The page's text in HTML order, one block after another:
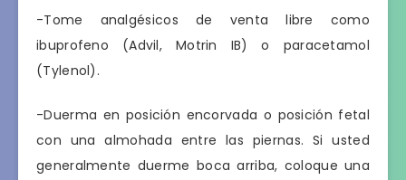
-Tome analgésicos de venta libre como
ibuprofeno (Advil, Motrin IB) o paracetamol
(Tylenol).
-Duerma en posición encorvada o posición fetal
con una almohada entre las piernas. Si usted
generalmente duerme boca arriba, coloque una